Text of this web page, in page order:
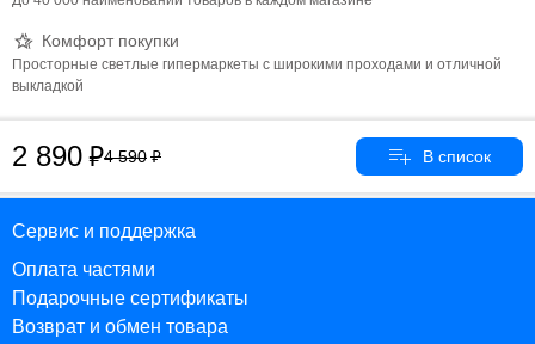
Комфорт покупки
Просторные светлые гипермаркеты с широкими проходами и отличной
выкладкой
2 890 4 590
Сервис и поддержка
Оплата частями
Подарочные сертификаты
Возврат и обмен товара